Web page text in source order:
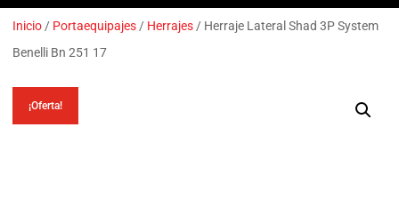
Inicio / Portaequipajes / Herrajes / Herraje Lateral Shad 3P System
Benelli Bn 251 17
¡Oferta!